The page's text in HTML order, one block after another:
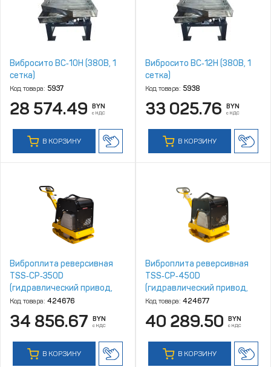
Вибросито ВС‑10Н (380В, 1
сетка)
Код товара: 5937
28 574.49 BYN
с НДС
В КОРЗИНУ
Вибросито ВС‑12Н (380В, 1
сетка)
Код товара: 5938
33 025.76 BYN
с НДС
В КОРЗИНУ
Виброплита реверсивная
TSS‑CP‑350D
(гидравлический привод,
электростарт, АКБ)
Код товара: 424676
34 856.67 BYN
с НДС
В КОРЗИНУ
Виброплита реверсивная
TSS‑CP‑450D
(гидравлический привод,
электростарт, АКБ)
Код товара: 424677
40 289.50 BYN
с НДС
В КОРЗИНУ